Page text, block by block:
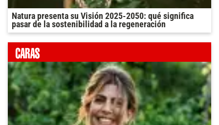
Natura presenta su Visión 2025-2050: qué significa
pasar de la sostenibilidad a la regeneración